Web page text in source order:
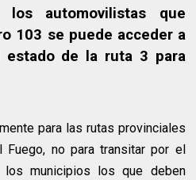
los automovilistas que
103 se puede acceder a
estado de la ruta 3 para
para las rutas provinciales
no para transitar por el
municipios los que deben